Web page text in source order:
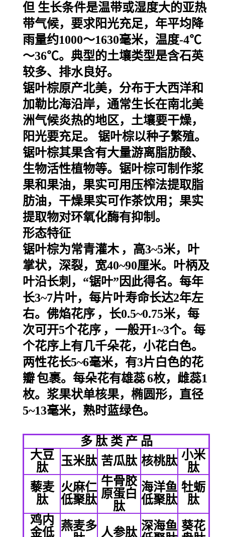
但 生长条件是温带或湿度大的亚热
带气候，要求阳光充足，年平均降
雨量约1000～1630毫米，温度-4℃
～36℃。典型的土壤类型是含石英
较多、排水良好。
锯叶棕原产北美，分布于大西洋和
加勒比海沿岸， 通常生长在南北美
洲气候炎热的地区，土壤要干燥，
阳光要充足。
锯叶棕以种子繁殖。
锯叶棕其果含有大量游离脂肪酸、
生物活性植物等。锯叶棕可制作浆
果和果油，果实可用压榨法提取脂
肪油，干燥果实可作茶饮用；果实
提取物对环氧化酶有抑制。
形态特征
锯叶棕为常青灌木 ，高3~5米，叶
掌状，深裂，宽40~90厘米。叶柄及
叶沿长刺，“锯叶”因此得名。每年
长3~7片叶，每片叶寿命长达2年左
右。 佛焰花序 ，长0.5~0.75米，每
次可开5个花序 ，一般开1~3个。每
个花序上有几千朵花，小花白色。
两性花长5~6毫米，有3片白色的花
瓣包裹。每朵花有雄蕊6枚，雌蕊1
枚。浆果状单核果，椭圆形，直径
5~13毫米，熟时蓝绿色。
多 肽 类 产 品
大豆
肽
玉米肽 苦瓜肽 核桃肽 小米
肽
藜麦
肽
火麻仁
低聚肽
牛骨胶
原蛋白
肽
海洋鱼
低聚肽
牡蛎
肽
鸡内
金低 燕麦多 人参肽 深海鱼 葵花